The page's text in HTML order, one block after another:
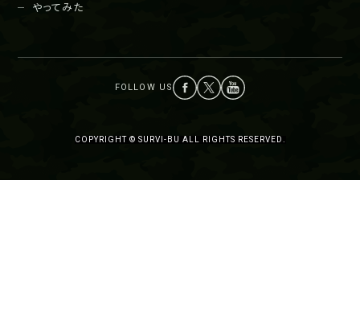
やってみた
COPYRIGHT © SURVI-BU ALL RIGHTS RESERVED.